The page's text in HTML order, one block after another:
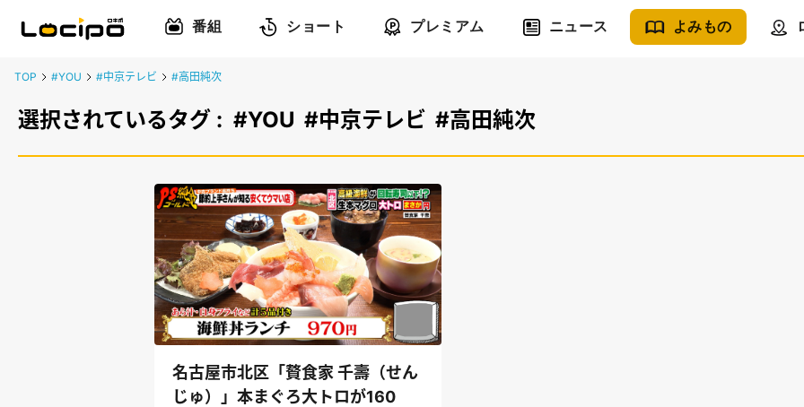
番組 ショート プレミアム ニュース よみもの
TOP #YOU #中京テレビ #高田純次
選択されているタグ : #YOU #中京テレビ #高田純次
名古屋市北区「贅食家 千壽（せん
じゅ）」本まぐろ大トロが160